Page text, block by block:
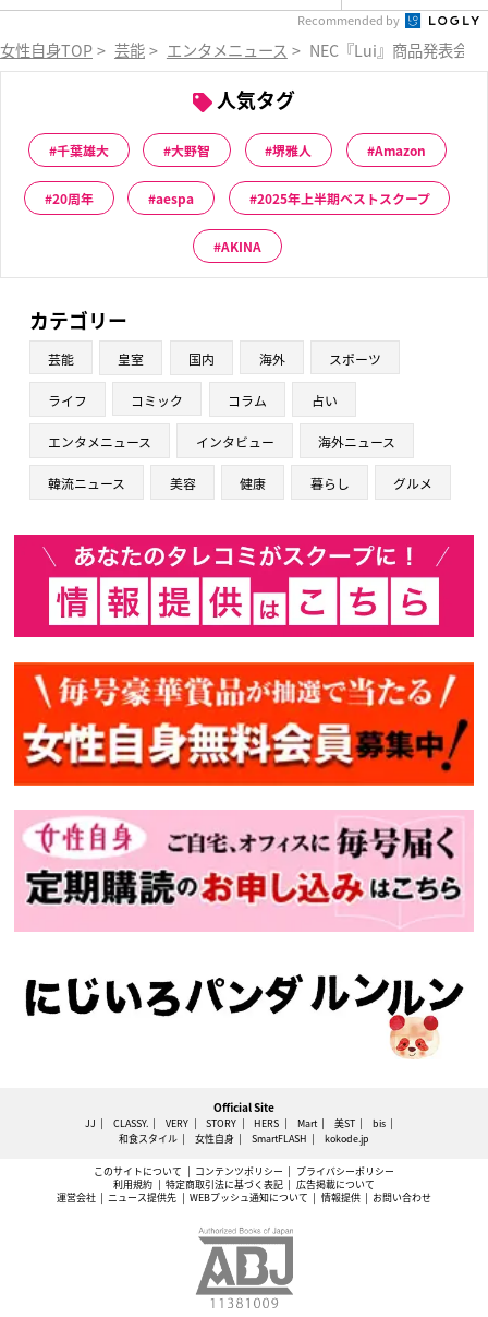
Recommended by
女性自身TOP > 芸能 > エンタメニュース > NEC『Lui』商品発表会
人気タグ
千葉雄大 大野智 堺雅人 Amazon
20周年 aespa 2025年上半期ベストスクープ
AKINA
カテゴリー
芸能 皇室 国内 海外 スポーツ
ライフ コミック コラム 占い
エンタメニュース インタビュー 海外ニュース
韓流ニュース 美容 健康 暮らし グルメ
Official Site
JJ CLASSY. VERY STORY HERS Mart 美ST
bis
和食スタイル
女性自身 SmartFLASH kokode.jp
このサイトについて コンテンツポリシー
プライバシーポリシー
利用規約
特定商取引法に基づく表記
広告掲載について
運営会社
ニュース提供先 WEBプッシュ通知について 情報提供 お問い合わせ